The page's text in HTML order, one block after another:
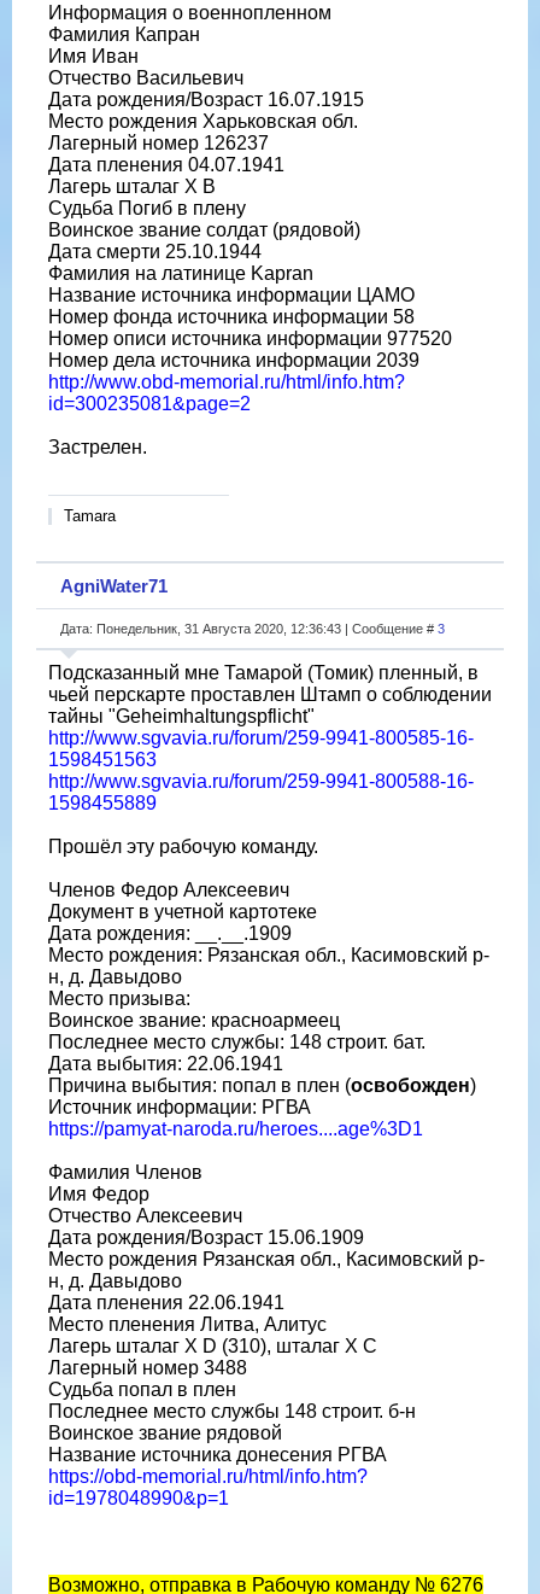
Информация о военнопленном
Фамилия Капран
Имя Иван
Отчество Васильевич
Дата рождения/Возраст 16.07.1915
Место рождения Харьковская обл.
Лагерный номер 126237
Дата пленения 04.07.1941
Лагерь шталаг X B
Судьба Погиб в плену
Воинское звание солдат (рядовой)
Дата смерти 25.10.1944
Фамилия на латинице Kapran
Название источника информации ЦАМО
Номер фонда источника информации 58
Номер описи источника информации 977520
Номер дела источника информации 2039
http://www.obd-memorial.ru/html/info.htm?
id=300235081&page=2
Застрелен.
Tamara
AgniWater71
Дата: Понедельник, 31 Августа 2020, 12:36:43 | Сообщение # 3
Подсказанный мне Тамарой (Томик) пленный, в
чьей перскарте проставлен Штамп о соблюдении
тайны "Geheimhaltungspflicht"
http://www.sgvavia.ru/forum/259-9941-800585-16-
1598451563
http://www.sgvavia.ru/forum/259-9941-800588-16-
1598455889
Прошёл эту рабочую команду.
Членов Федор Алексеевич
Документ в учетной картотеке
Дата рождения: __.__.1909
Место рождения: Рязанская обл., Касимовский р-
н, д. Давыдово
Место призыва:
Воинское звание: красноармеец
Последнее место службы: 148 строит. бат.
Дата выбытия: 22.06.1941
Причина выбытия: попал в плен (освобожден)
Источник информации: РГВА
https://pamyat-naroda.ru/heroes....age%3D1
Фамилия Членов
Имя Федор
Отчество Алексеевич
Дата рождения/Возраст 15.06.1909
Место рождения Рязанская обл., Касимовский р-
н, д. Давыдово
Дата пленения 22.06.1941
Место пленения Литва, Алитус
Лагерь шталаг X D (310), шталаг X C
Лагерный номер 3488
Судьба попал в плен
Последнее место службы 148 строит. б-н
Воинское звание рядовой
Название источника донесения РГВА
https://obd-memorial.ru/html/info.htm?
id=1978048990&p=1
Возможно, отправка в Рабочую команду № 6276